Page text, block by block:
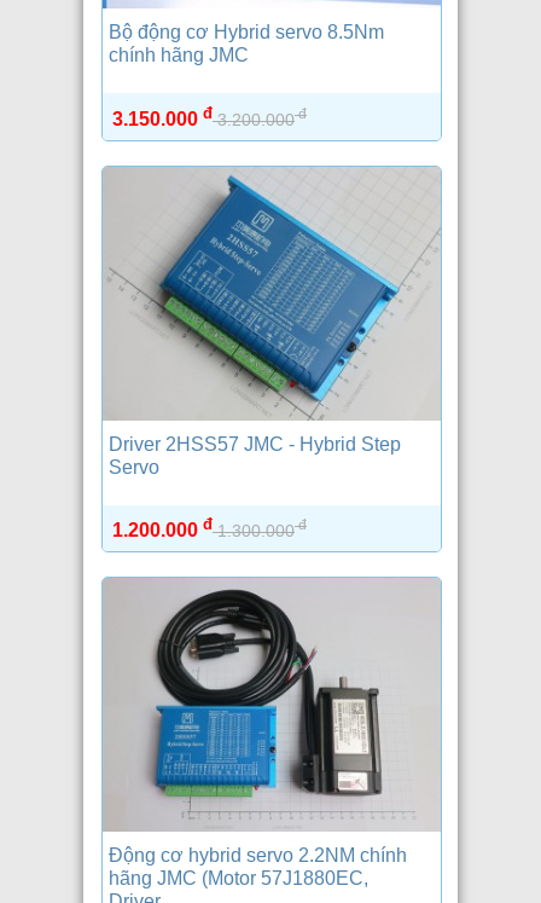
Bộ động cơ Hybrid servo 8.5Nm
chính hãng JMC
3.150.000 đ3.200.000đ
Driver 2HSS57 JMC - Hybrid Step
Servo
1.200.000 đ1.300.000đ
Động cơ hybrid servo 2.2NM chính
hãng JMC (Motor 57J1880EC,